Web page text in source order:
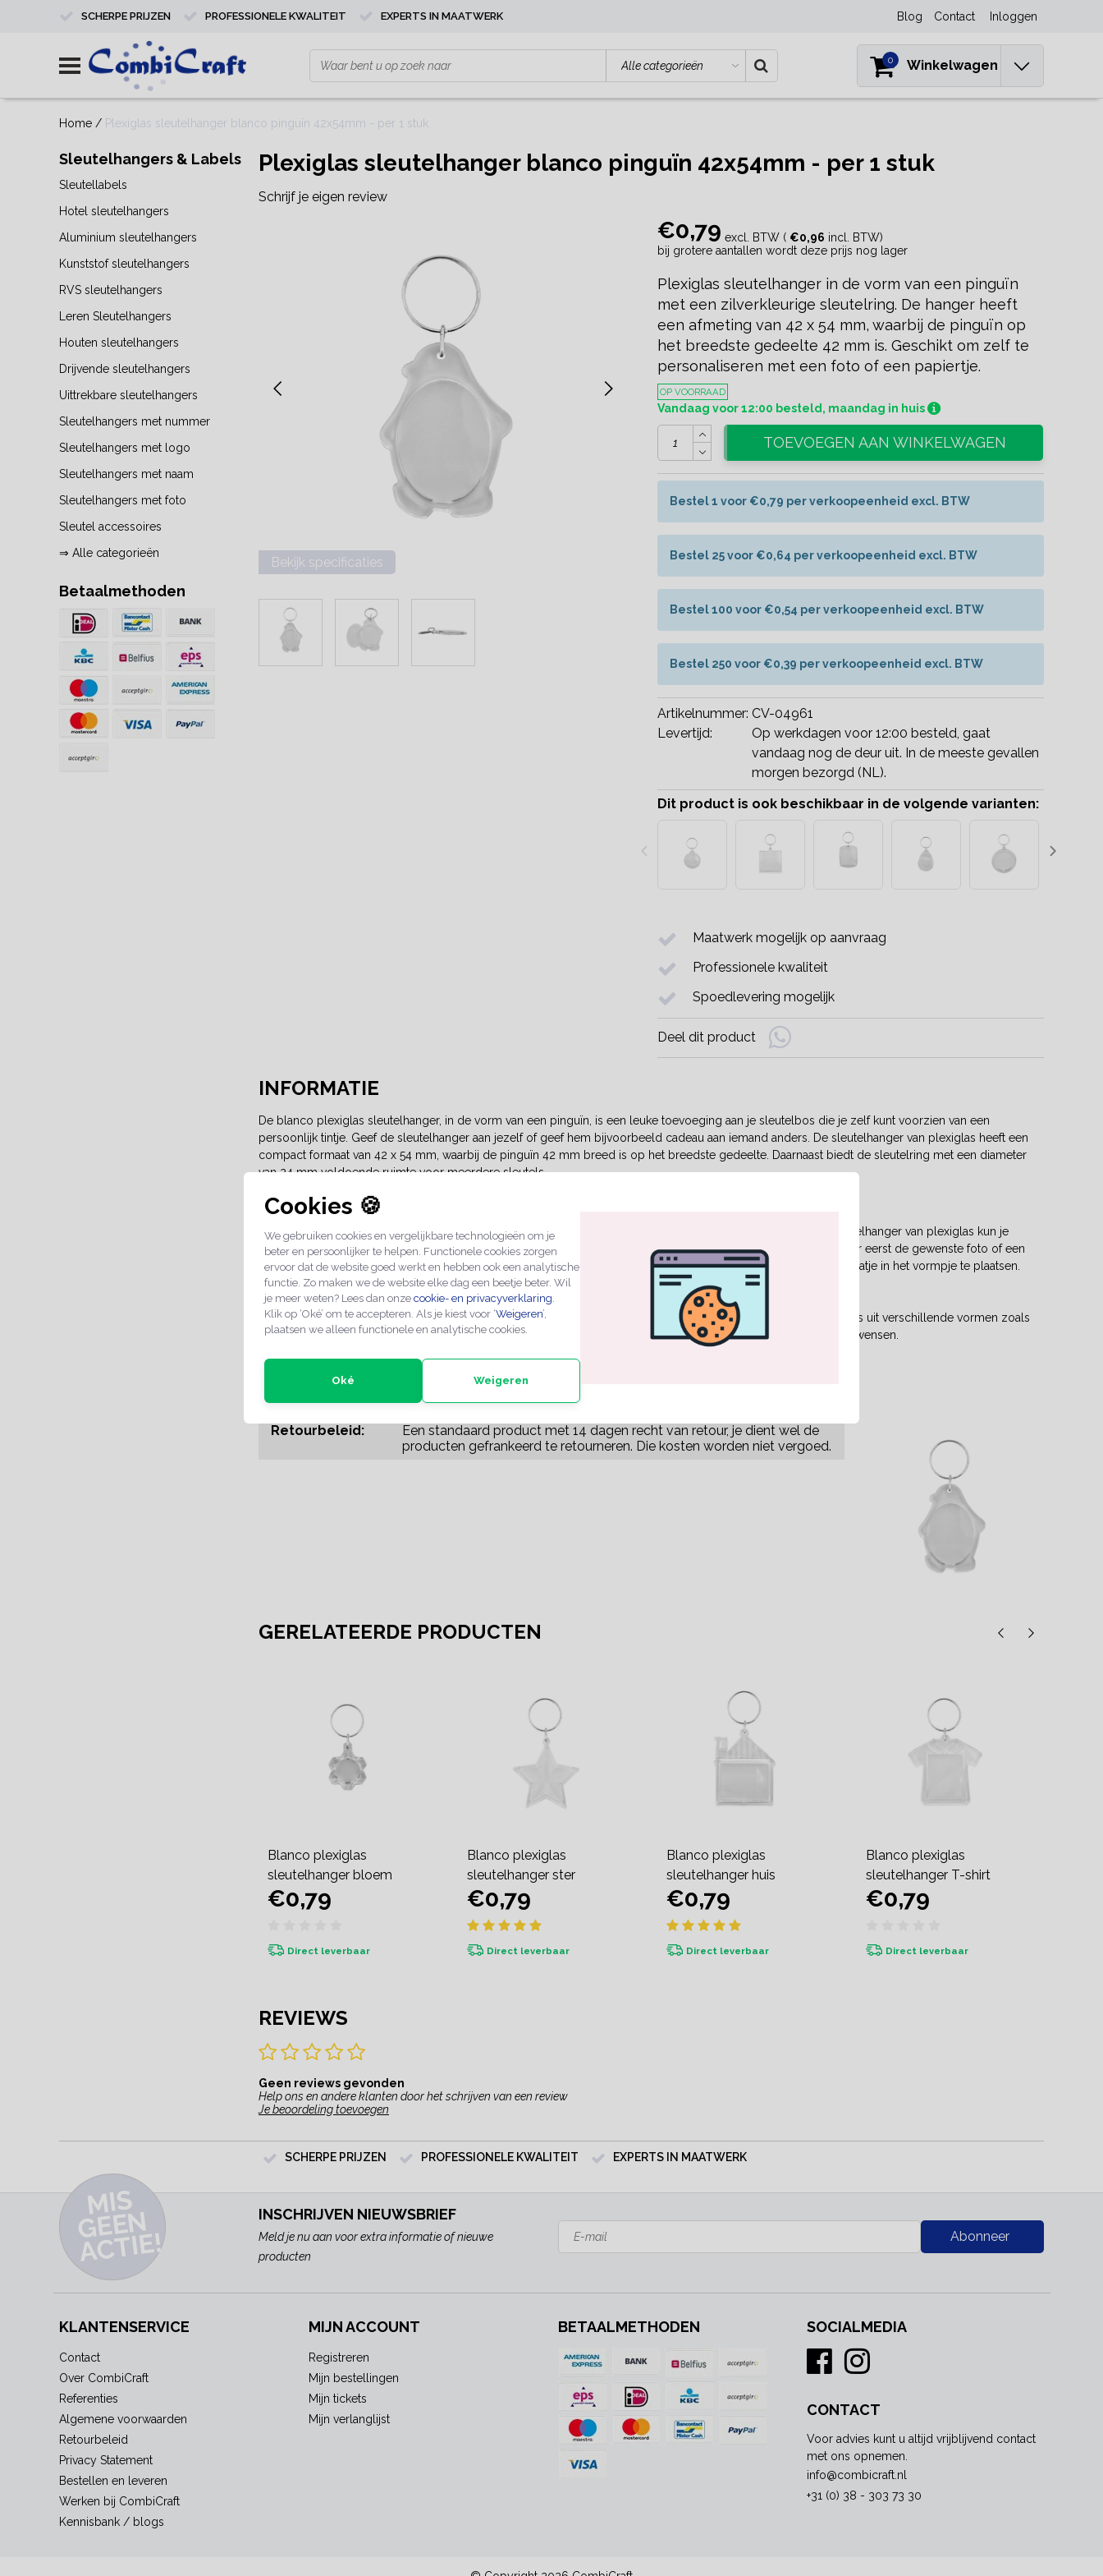
Cookies 🍪
We gebruiken cookies en vergelijkbare technologieën om je
beter en persoonlijker te helpen. Functionele cookies zorgen
ervoor dat de website goed werkt en hebben ook een analytische
functie. Zo maken we de website elke dag een beetje beter. Wil
je meer weten? Lees dan onze cookie- en privacyverklaring
Klik op ‘Oké’ om te accepteren. Als je kiest voor ‘Weigeren’,
plaatsen we alleen functionele en analytische cookies.
Oké Weigeren
SCHERPE PRIJZEN PROFESSIONELE KWALITEIT EXPERTS IN MAATWERK Blog Contact Inloggen
0 Winkelwagen
Home / Plexiglas sleutelhanger blanco pinguïn 42x54mm - per 1 stuk
Sleutelhangers & Labels
Sleutellabels
Hotel sleutelhangers
Aluminium sleutelhangers
Kunststof sleutelhangers
RVS sleutelhangers
Leren Sleutelhangers
Houten sleutelhangers
Drijvende sleutelhangers
Uittrekbare sleutelhangers
Sleutelhangers met nummer
Sleutelhangers met logo
Sleutelhangers met naam
Sleutelhangers met foto
Sleutel accessoires
⇒ Alle categorieën
Betaalmethoden
Plexiglas sleutelhanger blanco pinguïn 42x54mm - per 1 stuk
Schrijf je eigen review
Bekijk specificaties
€0,79 excl. BTW ( €0,96 incl. BTW)
bij grotere aantallen wordt deze prijs nog lager
Plexiglas sleutelhanger in de vorm van een pinguïn
met een zilverkleurige sleutelring. De hanger heeft
een afmeting van 42 x 54 mm, waarbij de pinguïn op
het breedste gedeelte 42 mm is. Geschikt om zelf te
personaliseren met een foto of een papiertje.
OP VOORRAAD
Vandaag voor 12:00 besteld, maandag in huis
TOEVOEGEN AAN WINKELWAGEN
Bestel 1 voor €0,79 per verkoopeenheid excl. BTW
Bestel 25 voor €0,64 per verkoopeenheid excl. BTW
Bestel 100 voor €0,54 per verkoopeenheid excl. BTW
Bestel 250 voor €0,39 per verkoopeenheid excl. BTW
Artikelnummer: CV-04961
Levertijd:
Op werkdagen voor 12:00 besteld, gaat
vandaag nog de deur uit. In de meeste gevallen
morgen bezorgd (NL).
Dit product is ook beschikbaar in de volgende varianten:
Maatwerk mogelijk op aanvraag
Professionele kwaliteit
Spoedlevering mogelijk
Deel dit product
INFORMATIE
De blanco plexiglas sleutelhanger, in de vorm van een pinguïn, is een leuke toevoeging aan je sleutelbos die je zelf kunt voorzien van een
persoonlijk tintje. Geef de sleutelhanger aan jezelf of geef hem bijvoorbeeld cadeau aan iemand anders. De sleutelhanger van plexiglas heeft een
compact formaat van 42 x 54 mm, waarbij de pinguïn 42 mm breed is op het breedste gedeelte. Daarnaast biedt de sleutelring met een diameter
van 24 mm voldoende ruimte voor meerdere sleutels.
Plexiglas sleutelhanger blanco
De pinguïn sleutelhanger is een goede keuze als je graag een sleutelhanger wilt personaliseren. De blanco sleutelhanger van plexiglas kun je
gemakkelijk voorzien van een foto of een papiertje waarop je de gewenste informatie kunt schrijven. Knip hiervoor eerst de gewenste foto of een
papiertje op maat en plaats deze gemakkelijk in het vormpje. Sluit vervolgens de hanger door het plexiglazen plaatje in het vormpje te plaatsen.
Sleutelhangers van plexiglas in verschillende vormen
Binnen ons assortimentkunststof sleutelhangersvind je meer sleutelhangers van plexiglas in diverse vormen. Kies uit verschillende vormen zoals
een vierkant, cirkel, bloem, druppel of bijvoorbeeld een T-shirt. Er is altijd een sleutelhanger die aansluit bij jouw wensen.
SPECIFICATIES
Retourbeleid:
Een standaard product met 14 dagen recht van retour, je dient wel de
producten gefrankeerd te retourneren. Die kosten worden niet vergoed.
GERELATEERDE PRODUCTEN
Blanco plexiglas
sleutelhanger bloem
€0,79
Direct leverbaar
Blanco plexiglas
sleutelhanger ster
€0,79
Direct leverbaar
Blanco plexiglas
sleutelhanger huis
€0,79
Direct leverbaar
Blanco plexiglas
sleutelhanger T-shirt
€0,79
Direct leverbaar
REVIEWS
Geen reviews gevonden
Help ons en andere klanten door het schrijven van een review
Je beoordeling toevoegen
SCHERPE PRIJZEN PROFESSIONELE KWALITEIT EXPERTS IN MAATWERK
MI
S
G
E
E
N
A
C
TI
E!
INSCHRIJVEN NIEUWSBRIEF
Meld je nu aan voor extra informatie of nieuwe
producten
Abonneer
KLANTENSERVICE
Contact
Over CombiCraft
Referenties
Algemene voorwaarden
Retourbeleid
Privacy Statement
Bestellen en leveren
Werken bij CombiCraft
Kennisbank / blogs
MIJN ACCOUNT
Registreren
Mijn bestellingen
Mijn tickets
Mijn verlanglijst
BETAALMETHODEN SOCIALMEDIA
CONTACT
Voor advies kunt u altijd vrijblijvend contact
met ons opnemen.
info@combicraft.nl
+31 (0) 38 - 303 73 30